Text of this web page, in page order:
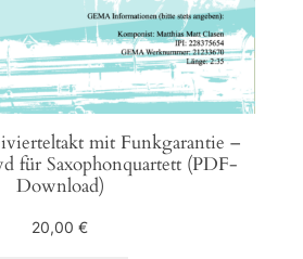
mit Funkgarantie –
für Saxophonquartett (PDF-
Download)
20,00 €